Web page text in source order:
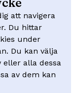
att navigera
Du hittar
under
Du kan välja
eller alla dessa
av dem kan